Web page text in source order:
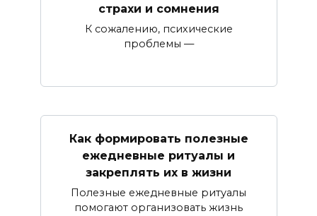
страхи и сомнения
К сожалению, психические
проблемы —
Как формировать полезные
ежедневные ритуалы и
закреплять их в жизни
Полезные ежедневные ритуалы
помогают организовать жизнь